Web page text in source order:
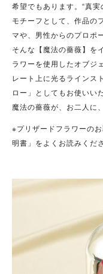
希望でもあります。“真
モチーフとして、作品の
マや、男性からのプロポ
そんな【魔法の薔薇】を
ラワーを使用したオブジ
レート上に光るラインス
ロー」としてもお使いい
魔法の薔薇が、お二人に
※プリザードフラワーの
明書」をよくお読みくださ